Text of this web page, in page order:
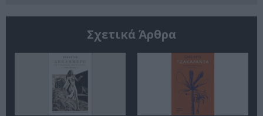
Σχετικά Άρθρα